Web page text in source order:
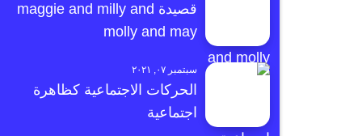
قصيدة maggie and milly and
molly and may
سبتمبر ٠٧, ٢٠٢١
الحركات الاجتماعية كظاهرة
اجتماعية